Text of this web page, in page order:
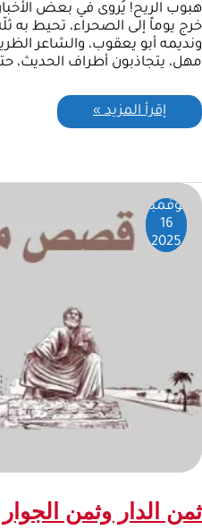
هبوب الريح! يُروى في بعض
خرج يوماً إلى الصحراء، تحيط به
ونديمه أبو يعقوب، والشاعر
مهل، يتجاذبون أطراف الحديث،
إقرأ المزيد »
نوفمبر
16
2025
ثمن الدار وثمن الجوار